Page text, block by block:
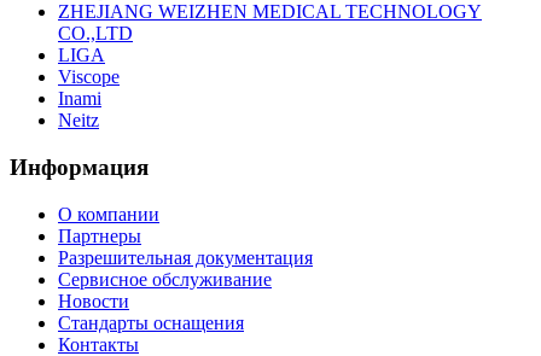
ZHEJIANG WEIZHEN MEDICAL TECHNOLOGY
CO.,LTD
LIGA
Viscope
Inami
Neitz
Информация
О компании
Партнеры
Разрешительная документация
Сервисное обслуживание
Новости
Стандарты оснащения
Контакты